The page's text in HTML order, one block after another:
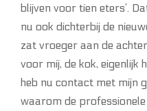
blijven voor tien eters’.
nu ook dichterbij de
zat vroeger aan de
voor mij, de kok, eigenlijk
heb nu contact met mijn
waarom de professionele